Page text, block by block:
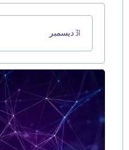
31 ديسمبر